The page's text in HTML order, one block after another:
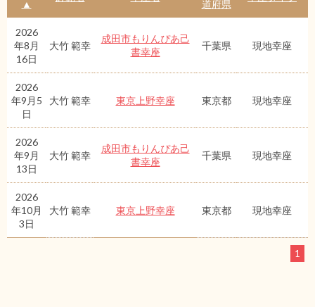
▲
道府県
2026
年8月
16日
大竹 範幸
成田市もりんぴあ己
書幸座
千葉県 現地幸座
2026
年9月5
日
大竹 範幸 東京上野幸座 東京都 現地幸座
2026
年9月
13日
大竹 範幸
成田市もりんぴあ己
書幸座
千葉県 現地幸座
2026
年10月
3日
大竹 範幸 東京上野幸座 東京都 現地幸座
1